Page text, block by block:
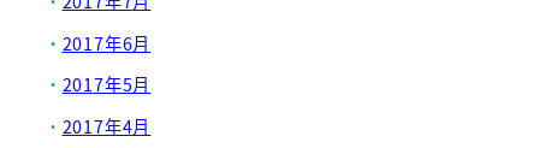
2017年6月
2017年5月
2017年4月